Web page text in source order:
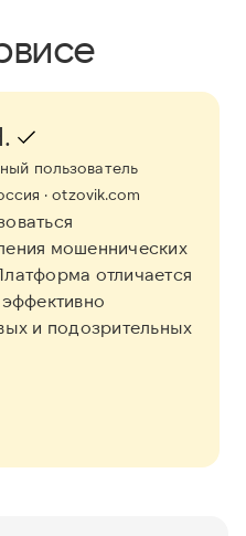
пользователь
· otzovik.com
мошеннических
отличается
и подозрительных